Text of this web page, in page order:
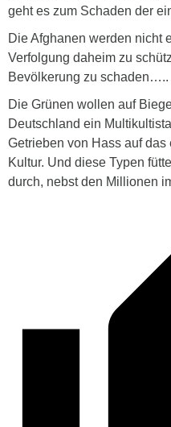
geht es zum Schaden der
Die Afghanen werden nicht
Verfolgung daheim zu
Bevölkerung zu schaden…..
Die Grünen wollen auf
Deutschland ein
Getrieben von Hass auf
Kultur. Und diese Typen
durch, nebst den Millionen